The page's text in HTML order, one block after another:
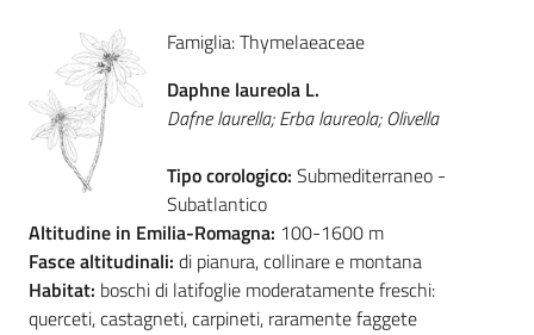
Foreste
Biodiversità
Consultazione
Famiglia: Thymelaeaceae
Daphne laureola L.
Dafne laurella; Erba laureola; Olivella
Tipo corologico: Submediterraneo -
Subatlantico
Altitudine in Emilia-Romagna: 100-1600 m
Fasce altitudinali: di pianura, collinare e montana
Habitat: boschi di latifoglie moderatamente freschi:
querceti, castagneti, carpineti, raramente faggete